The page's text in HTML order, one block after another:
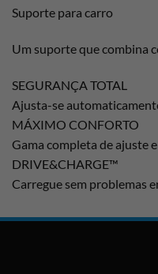
Suporte para carro
Um suporte que combina
SEGURANÇA TOTAL
Ajusta-se
MÁXIMO CONFORTO
Gama completa de ajuste
DRIVE&CHARGE™
Carregue sem problemas